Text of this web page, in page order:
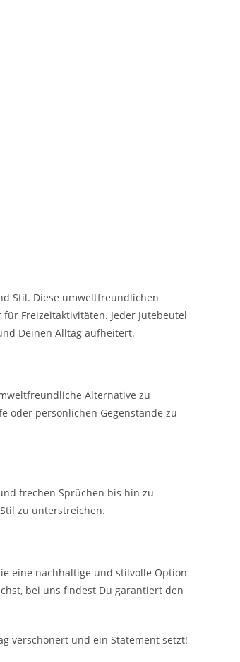
Stil. Diese umweltfreundlichen
Freizeitaktivitäten. Jeder Jutebeutel
Deinen Alltag aufheitert.
Alternative zu
oder persönlichen Gegenstände zu
frechen Sprüchen bis hin zu
zu unterstreichen.
eine nachhaltige und stilvolle Option
bei uns findest Du garantiert den
verschönert und ein Statement setzt!